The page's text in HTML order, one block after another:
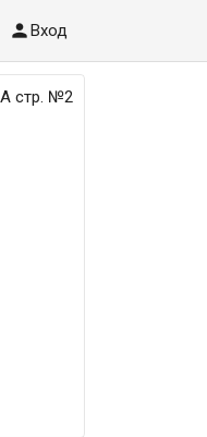
Вход
стр. №2